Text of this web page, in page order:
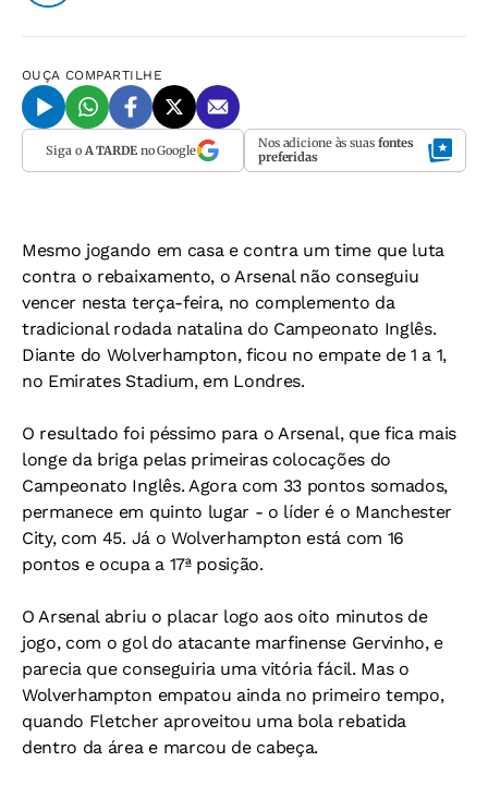
OUÇA COMPARTILHE
Siga o A TARDEno Google Nos adicione às suas fontes
preferidas
Mesmo jogando em casa e contra um time que luta
contra o rebaixamento, o Arsenal não conseguiu
vencer nesta terça-feira, no complemento da
tradicional rodada natalina do Campeonato Inglês.
Diante do Wolverhampton, ficou no empate de 1 a 1,
no Emirates Stadium, em Londres.
O resultado foi péssimo para o Arsenal, que fica mais
longe da briga pelas primeiras colocações do
Campeonato Inglês. Agora com 33 pontos somados,
permanece em quinto lugar - o líder é o Manchester
City, com 45. Já o Wolverhampton está com 16
pontos e ocupa a 17ª posição.
O Arsenal abriu o placar logo aos oito minutos de
jogo, com o gol do atacante marfinense Gervinho, e
parecia que conseguiria uma vitória fácil. Mas o
Wolverhampton empatou ainda no primeiro tempo,
quando Fletcher aproveitou uma bola rebatida
dentro da área e marcou de cabeça.